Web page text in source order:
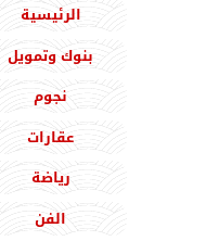
الرئيسية
بنوك وتمويل
نجوم
عقارات
رياضة
الفن